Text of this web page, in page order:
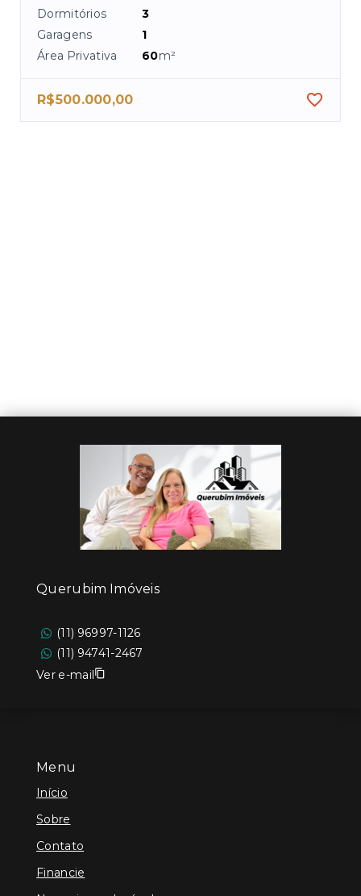
Dormitórios
3
Garagens
1
Área Privativa
60m²
R$500.000,00
Menu
Início
Sobre
Contato
Financie
Querubim Imóveis
(11) 96997-1126
(11) 94741-2467
Ver e-mail